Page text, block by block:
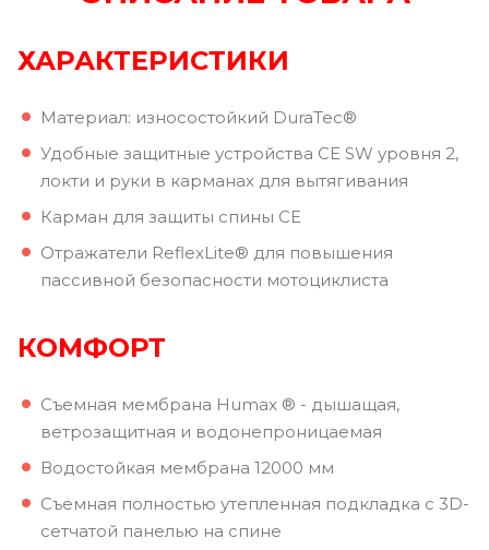
ХАРАКТЕРИСТИКИ
Материал: износостойкий DuraTec®
Удобные защитные устройства CE SW уровня 2,
локти и руки в карманах для вытягивания
Карман для защиты спины CE
Отражатели ReflexLite® для повышения
пассивной безопасности мотоциклиста
КОМФОРТ
Съемная мембрана Humax ® - дышащая,
ветрозащитная и водонепроницаемая
Водостойкая мембрана 12000 мм
Съемная полностью утепленная подкладка с 3D-
сетчатой панелью на спине